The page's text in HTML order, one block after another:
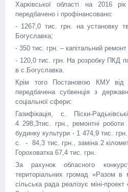
Харківської області на 2016
передбачено і профінансовано:
- 1267,0 тис. грн. на установку
Богуславка;
- 350 тис. грн. – капітальний
- 120,0 тис. грн. На розробку ПКД
в с.Богуславка.
Крім того Постановою КМУ
передбачена субвенція з
соціальної сфери:
Газифікація, с. Піски-
4 298,3тис. грн., ремонтні роботи
будинку культури - 1 474,9 тис.
с. - 84,3 тис. грн., заміна 2
Гороховатка 67,4 тис. грн.
За рахунок обласного
територіальних громад «Разом в
сільська рада реалізує міні-